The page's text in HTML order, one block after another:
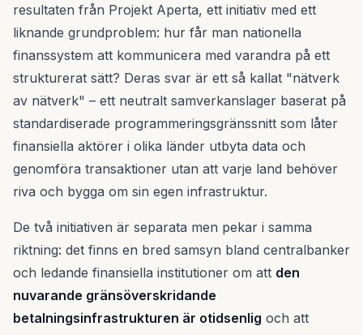
resultaten från Projekt Aperta, ett initiativ med ett
liknande grundproblem: hur får man nationella
finanssystem att kommunicera med varandra på ett
strukturerat sätt? Deras svar är ett så kallat "nätverk
av nätverk" – ett neutralt samverkanslager baserat på
standardiserade programmeringsgränssnitt som låter
finansiella aktörer i olika länder utbyta data och
genomföra transaktioner utan att varje land behöver
riva och bygga om sin egen infrastruktur.
De två initiativen är separata men pekar i samma
riktning: det finns en bred samsyn bland centralbanker
och ledande finansiella institutioner om att den
nuvarande gränsöverskridande
betalningsinfrastrukturen är otidsenlig och att